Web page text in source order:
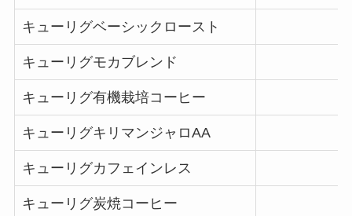
キューリグベーシックロースト
キューリグモカブレンド
キューリグ有機栽培コーヒー
キューリグキリマンジャロAA
キューリグカフェインレス
キューリグ炭焼コーヒー